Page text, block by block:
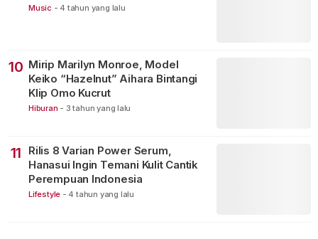
Music - 4 tahun yang lalu
10 Mirip Marilyn Monroe, Model
Keiko “Hazelnut” Aihara Bintangi
Klip Omo Kucrut
Hiburan - 3 tahun yang lalu
11
Rilis 8 Varian Power Serum,
Hanasui Ingin Temani Kulit Cantik
Perempuan Indonesia
Lifestyle - 4 tahun yang lalu